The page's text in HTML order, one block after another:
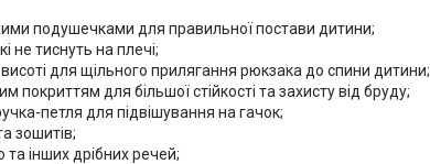
подушечками для правильної постави дитини;
не тиснуть на плечі;
для щільного прилягання рюкзака до спини дитини;
для більшої стійкості та захисту від бруду;
петля для підвішування на гачок;
зошитів;
інших дрібних речей;